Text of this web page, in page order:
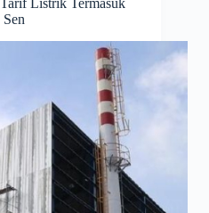
Listrik Termasuk